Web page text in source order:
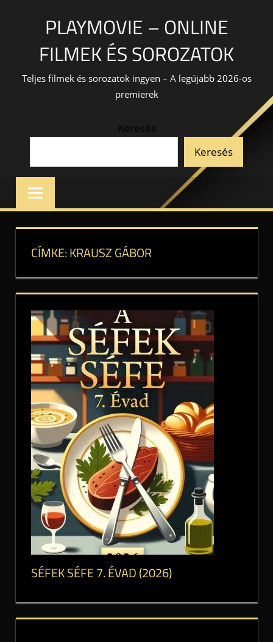
PLAYMOVIE – ONLINE
FILMEK ÉS SOROZATOK
Teljes filmek és sorozatok ingyen – A legújabb 2026-os
premierek
Keresés
Keresés
CÍMKE:KRAUSZ GÁBOR
SÉFEK SÉFE 7. ÉVAD (2026)